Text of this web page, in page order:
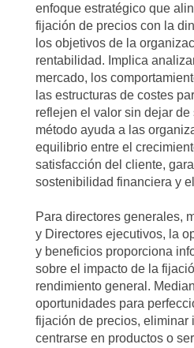
enfoque estratégico que
fijación de precios con la
los objetivos de la
rentabilidad. Implica
mercado, los
las estructuras de costes
reflejen el valor sin dejar
método ayuda a las
equilibrio entre el
satisfacción del cliente,
sostenibilidad financiera y
Para directores generales,
y Directores ejecutivos, la
y beneficios proporciona
sobre el impacto de la
rendimiento general.
oportunidades para
fijación de precios, eliminar
centrarse en productos o